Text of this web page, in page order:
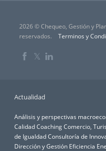
2026 © Chequeo, Gestión y
reservados.
Terminos y
𝕏
Actualidad
Análisis y perspectivas
CalidadCoachingComercio,
de IgualdadConsultoría de
Dirección y Gestión Eficiencia